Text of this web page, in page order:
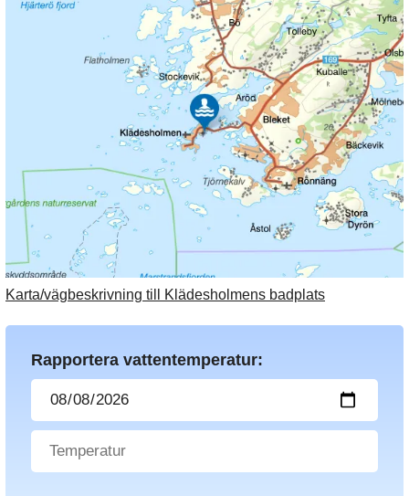
Karta/vägbeskrivning till Klädesholmens badplats
Rapportera vattentemperatur: